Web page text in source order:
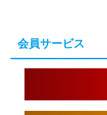
会員サービス